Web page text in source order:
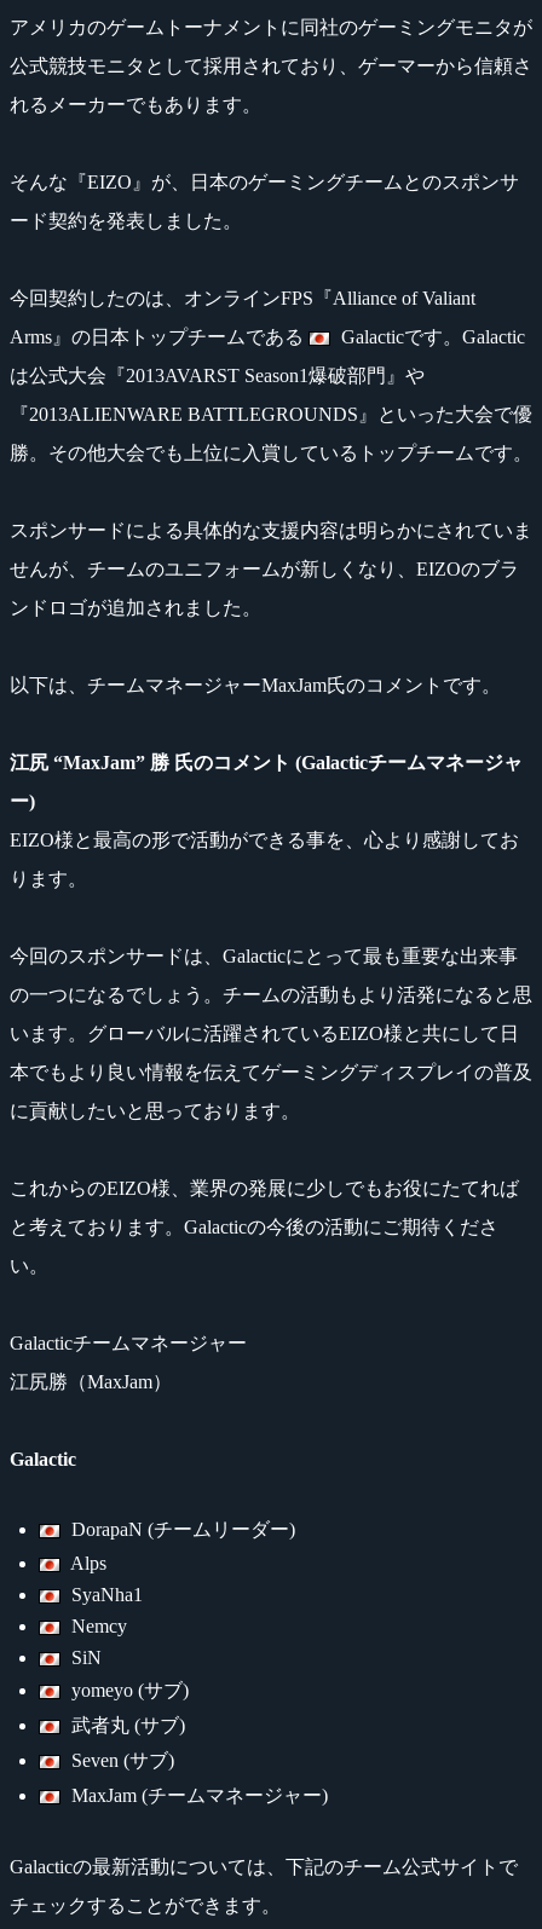
アメリカのゲームトーナメントに同社のゲーミングモニタが
公式競技モニタとして採用されており、ゲーマーから信頼さ
れるメーカーでもあります。
そんな『EIZO』が、日本のゲーミングチームとのスポンサ
ード契約を発表しました。
今回契約したのは、オンラインFPS『Alliance of Valiant
Arms』の日本トップチームである
Galacticです。Galactic
は公式大会『2013AVARST Season1爆破部門』や
『2013ALIENWARE BATTLEGROUNDS』といった大会で優
勝。その他大会でも上位に入賞しているトップチームです。
スポンサードによる具体的な支援内容は明らかにされていま
せんが、チームのユニフォームが新しくなり、EIZOのブラ
ンドロゴが追加されました。
以下は、チームマネージャーMaxJam氏のコメントです。
江尻 “MaxJam” 勝 氏のコメント (Galacticチームマネージャ
ー)
EIZO様と最高の形で活動ができる事を、心より感謝してお
ります。
今回のスポンサードは、Galacticにとって最も重要な出来事
の一つになるでしょう。チームの活動もより活発になると思
います。グローバルに活躍されているEIZO様と共にして日
本でもより良い情報を伝えてゲーミングディスプレイの普及
に貢献したいと思っております。
これからのEIZO様、業界の発展に少しでもお役にたてれば
と考えております。Galacticの今後の活動にご期待くださ
い。
Galacticチームマネージャー
江尻勝（MaxJam）
Galactic
DorapaN (チームリーダー)
Alps
SyaNha1
Nemcy
SiN
yomeyo (サブ)
武者丸 (サブ)
Seven (サブ)
MaxJam (チームマネージャー)
Galacticの最新活動については、下記のチーム公式サイトで
チェックすることができます。